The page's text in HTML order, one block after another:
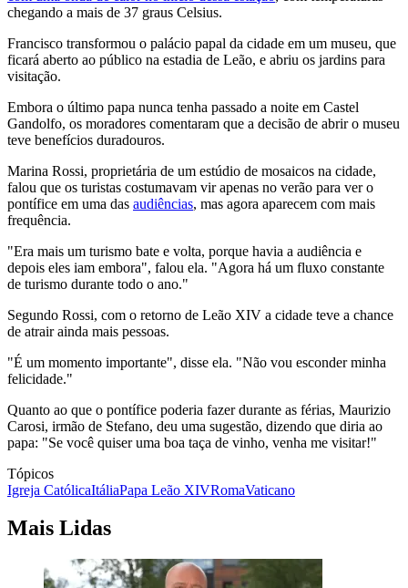
chegando a mais de 37 graus Celsius.
Francisco transformou o palácio papal da cidade em um museu, que
ficará aberto ao público na estadia de Leão, e abriu os jardins para
visitação.
Embora o último papa nunca tenha passado a noite em Castel
Gandolfo, os moradores comentaram que a decisão de abrir o museu
teve benefícios duradouros.
Marina Rossi, proprietária de um estúdio de mosaicos na cidade,
falou que os turistas costumavam vir apenas no verão para ver o
pontífice em uma das audiências, mas agora aparecem com mais
frequência.
"Era mais um turismo bate e volta, porque havia a audiência e
depois eles iam embora", falou ela. "Agora há um fluxo constante
de turismo durante todo o ano."
Segundo Rossi, com o retorno de Leão XIV a cidade teve a chance
de atrair ainda mais pessoas.
"É um momento importante", disse ela. "Não vou esconder minha
felicidade."
Quanto ao que o pontífice poderia fazer durante as férias, Maurizio
Carosi, irmão de Stefano, deu uma sugestão, dizendo que diria ao
papa: "Se você quiser uma boa taça de vinho, venha me visitar!"
Tópicos
Igreja CatólicaItáliaPapa Leão XIVRomaVaticano
Mais Lidas